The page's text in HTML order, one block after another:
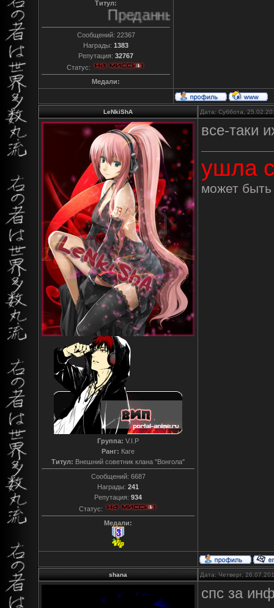
Титул:
Преданный
Сообщений: 22367
Награды: 1383
Репутация: 32767
Статус:
Медали:
LeNkiShA Дата: Суббота,
Группа: V.I.P
Ранг: Каге
Титул: Внешний советник клана "Вонгола"
Сообщений: 6687
Награды: 241
Репутация: 934
Статус:
Медали:
все-таки
ушла
может быть
shana Дата: Четверг,
спс за